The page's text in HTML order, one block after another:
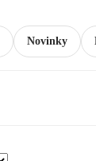
Novinky